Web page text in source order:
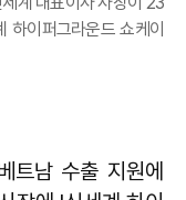
하이퍼그라운드 쇼케이
트남 수출 지원에